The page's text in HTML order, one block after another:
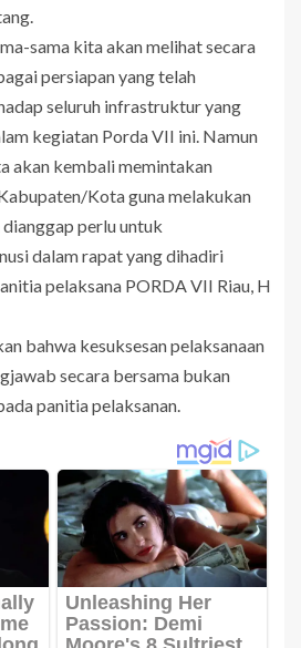
sama kita akan melihat secara
persiapan yang telah
seluruh infrastruktur yang
kegiatan Porda VII ini. Namun
akan kembali memintakan
Kota guna melakukan
perlu untuk
dalam rapat yang dihadiri
pelaksana PORDA VII Riau, H
bahwa kesuksesan pelaksanaan
secara bersama bukan
panitia pelaksanan.